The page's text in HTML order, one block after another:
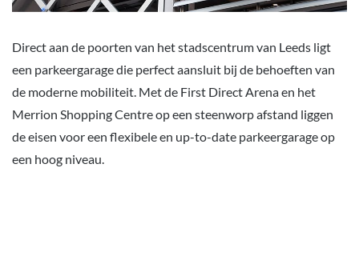
Direct aan de poorten van het stadscentrum van Leeds ligt
een parkeergarage die perfect aansluit bij de behoeften van
de moderne mobiliteit. Met de First Direct Arena en het
Merrion Shopping Centre op een steenworp afstand liggen
de eisen voor een flexibele en up-to-date parkeergarage op
een hoog niveau.